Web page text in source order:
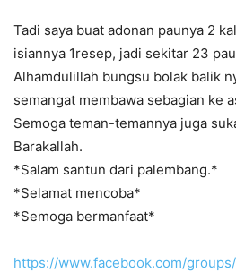
Tadi saya buat adonan paunya 2
isiannya 1resep, jadi sekitar 23
Alhamdulillah bungsu bolak balik
semangat membawa sebagian ke
Semoga teman-temannya juga
Barakallah.
*Salam santun dari palembang.*
*Selamat mencoba*
*Semoga bermanfaat*
https://www.facebook.com/